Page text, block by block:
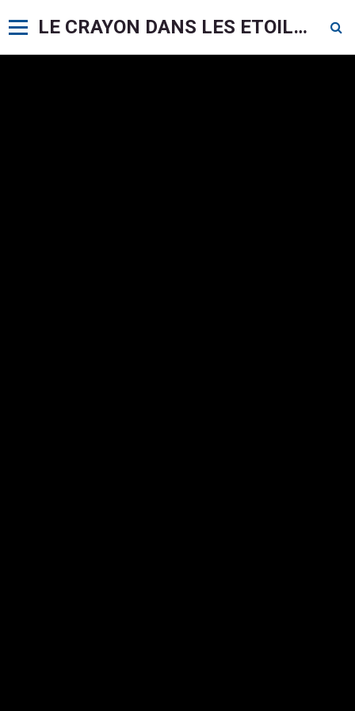
LE CRAYON DANS LES ETOILES